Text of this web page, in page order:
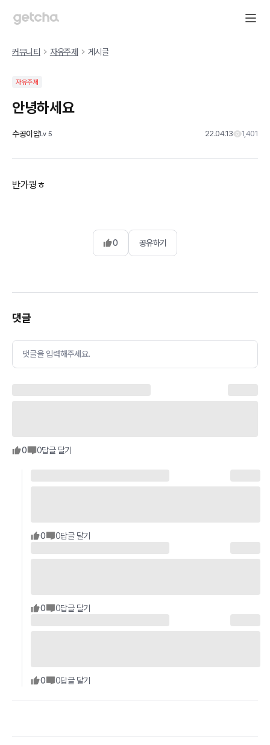
커뮤니티 자유주제 게시글
자유주제
안녕하세요
수공이얌Lv 5 22.04.13 1,401
반가웡ㅎ
0 공유하기
댓글
댓글을 입력해주세요.
0 0답글 달기
0 0답글 달기
0 0답글 달기
0 0답글 달기